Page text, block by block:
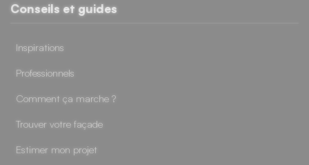
Conseils et guides
Inspirations
Professionnels
Comment ça marche ?
Trouver votre façade
Estimer mon projet